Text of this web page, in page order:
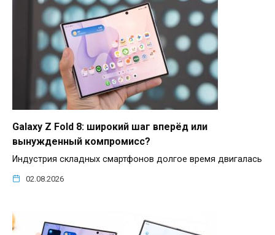
Galaxy Z Fold 8: широкий шаг вперёд или
вынужденный компромисс?
Индустрия складных смартфонов долгое время двигалась
02.08.2026